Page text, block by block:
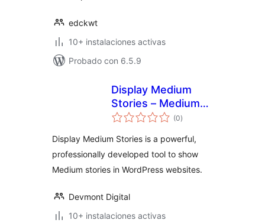
edckwt
10+ instalaciones activas
Probado con 6.5.9
Display Medium
Stories – Medium
Articles in a (0valoraciones
en
)
Display Medium Stories is a powerful,
professionally developed tool to show
Medium stories in WordPress websites.
Devmont Digital
10+ instalaciones activas